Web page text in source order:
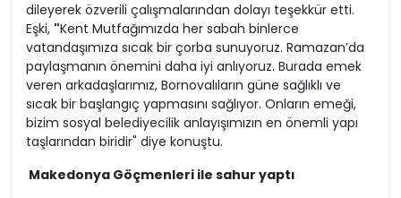
dileyerek özverili çalışmalarından dolayı teşekkür etti.
Eşki, "Kent Mutfağımızda her sabah binlerce
vatandaşımıza sıcak bir çorba sunuyoruz. Ramazan’da
paylaşmanın önemini daha iyi anlıyoruz. Burada emek
veren arkadaşlarımız, Bornovalıların güne sağlıklı ve
sıcak bir başlangıç yapmasını sağlıyor. Onların emeği,
bizim sosyal belediyecilik anlayışımızın en önemli yapı
taşlarından biridir" diye konuştu.
Makedonya Göçmenleri ile sahur yaptı